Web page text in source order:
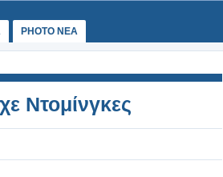
PHOTO NEA
Ντομίνγκες